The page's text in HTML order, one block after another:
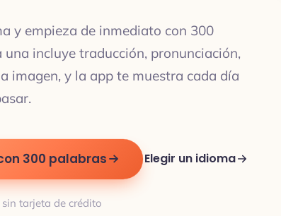
y empieza de inmediato con 300
una incluye traducción, pronunciación,
imagen, y la app te muestra cada día
300 palabras Elegir un idioma
sin tarjeta de crédito